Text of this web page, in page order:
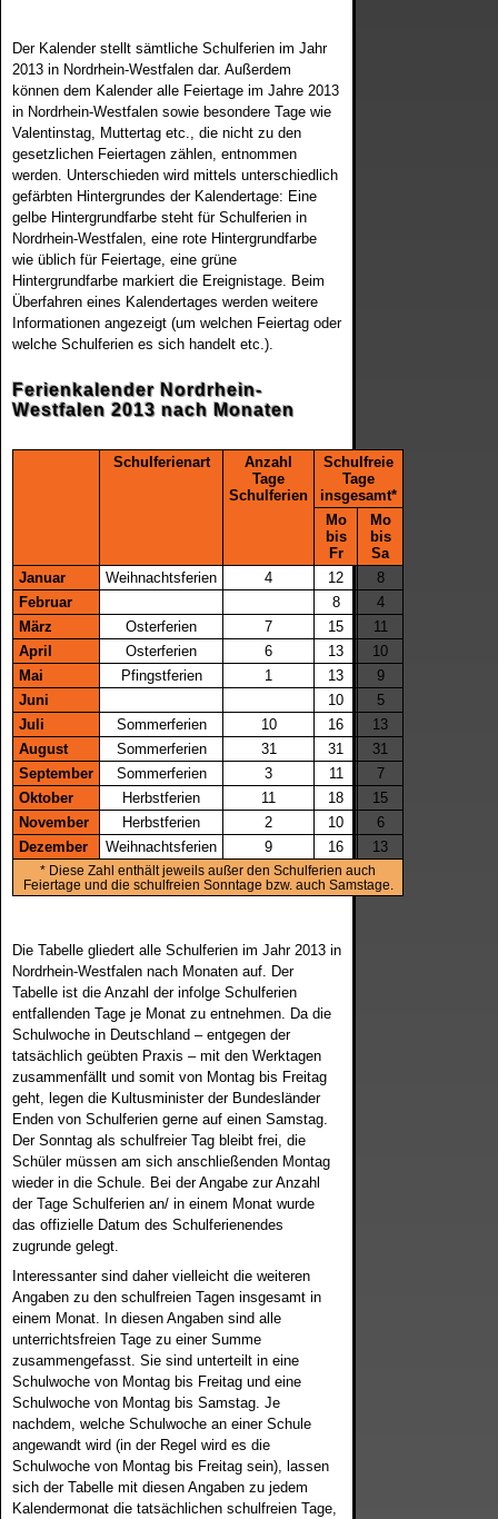
Der Kalender stellt sämtliche Schulferien im Jahr
2013 in Nordrhein-Westfalen dar. Außerdem
können dem Kalender alle Feiertage im Jahre 2013
in Nordrhein-Westfalen sowie besondere Tage wie
Valentinstag, Muttertag etc., die nicht zu den
gesetzlichen Feiertagen zählen, entnommen
werden. Unterschieden wird mittels unterschiedlich
gefärbten Hintergrundes der Kalendertage: Eine
gelbe Hintergrundfarbe steht für Schulferien in
Nordrhein-Westfalen, eine rote Hintergrundfarbe
wie üblich für Feiertage, eine grüne
Hintergrundfarbe markiert die Ereignistage. Beim
Überfahren eines Kalendertages werden weitere
Informationen angezeigt (um welchen Feiertag oder
welche Schulferien es sich handelt etc.).
Ferienkalender Nordrhein-
Westfalen 2013 nach Monaten
Schulferienart
Anzahl
Tage
Schulferien
Schulfreie
Tage
insgesamt*
Mo
bis
Fr
Mo
bis
Sa
Januar
Weihnachtsferien 4 12
8
Februar
8
4
März
Osterferien 7 15
11
April
Osterferien 6 13
10
Mai
Pfingstferien 1 13
9
Juni
10
5
Juli
Sommerferien 10 16
13
August
Sommerferien 31 31
31
September
Sommerferien 3 11
7
Oktober
Herbstferien 11 18
15
November
Herbstferien 2 10
6
Dezember
Weihnachtsferien 9 16 13
* Diese Zahl enthält jeweils außer den Schulferien auch
Feiertage und die schulfreien Sonntage bzw. auch Samstage.
Die Tabelle gliedert alle Schulferien im Jahr 2013 in
Nordrhein-Westfalen nach Monaten auf. Der
Tabelle ist die Anzahl der infolge Schulferien
entfallenden Tage je Monat zu entnehmen. Da die
Schulwoche in Deutschland – entgegen der
tatsächlich geübten Praxis – mit den Werktagen
zusammenfällt und somit von Montag bis Freitag
geht, legen die Kultusminister der Bundesländer
Enden von Schulferien gerne auf einen Samstag.
Der Sonntag als schulfreier Tag bleibt frei, die
Schüler müssen am sich anschließenden Montag
wieder in die Schule. Bei der Angabe zur Anzahl
der Tage Schulferien an/ in einem Monat wurde
das offizielle Datum des Schulferienendes
zugrunde gelegt.
Interessanter sind daher vielleicht die weiteren
Angaben zu den schulfreien Tagen insgesamt in
einem Monat. In diesen Angaben sind alle
unterrichtsfreien Tage zu einer Summe
zusammengefasst. Sie sind unterteilt in eine
Schulwoche von Montag bis Freitag und eine
Schulwoche von Montag bis Samstag. Je
nachdem, welche Schulwoche an einer Schule
angewandt wird (in der Regel wird es die
Schulwoche von Montag bis Freitag sein), lassen
sich der Tabelle mit diesen Angaben zu jedem
Kalendermonat die tatsächlichen schulfreien Tage,